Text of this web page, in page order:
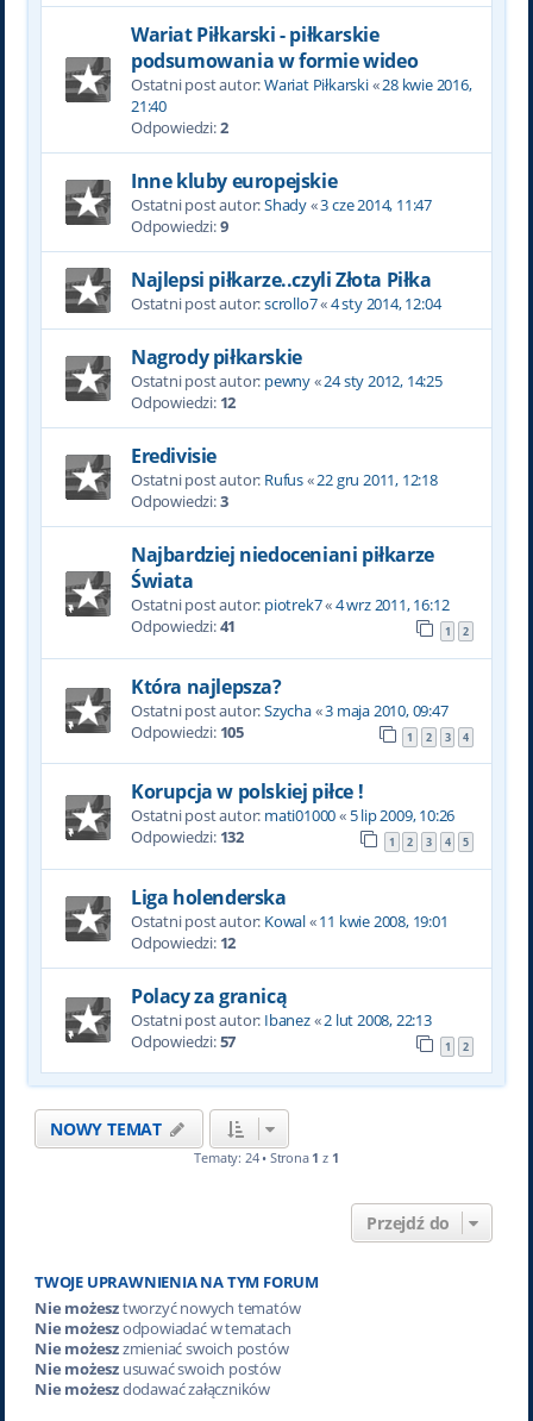
Wariat Piłkarski - piłkarskie
podsumowania w formie wideo
Ostatni post autor:Wariat Piłkarski«28 kwie 2016,
21:40
Odpowiedzi:2
Inne kluby europejskie
Ostatni post autor:Shady«3 cze 2014, 11:47
Odpowiedzi:9
Najlepsi piłkarze..czyli Złota Piłka
Ostatni post autor:scrollo7«4 sty 2014, 12:04
Nagrody piłkarskie
Ostatni post autor: pewny«24 sty 2012, 14:25
Odpowiedzi: 12
Eredivisie
Ostatni post autor: Rufus«22 gru 2011, 12:18
Odpowiedzi:3
Najbardziej niedoceniani piłkarze
Świata
Ostatni post autor: piotrek7«4 wrz 2011, 16:12
Odpowiedzi:41 1 2
Która najlepsza?
Ostatni post autor:Szycha«3 maja 2010, 09:47
Odpowiedzi: 105 1 2 3 4
Korupcja w polskiej piłce !
Ostatni post autor: mati01000« 5 lip 2009, 10:26
Odpowiedzi: 132 1 2 3 4 5
Liga holenderska
Ostatni post autor: Kowal«11 kwie 2008, 19:01
Odpowiedzi: 12
Polacy za granicą
Ostatni post autor: Ibanez«2 lut 2008, 22:13
Odpowiedzi:57 1 2
NOWY TEMAT
Tematy: 24 • Strona 1 z 1
Przejdź do
TWOJE UPRAWNIENIA NA TYM FORUM
Nie możesztworzyć nowych tematów
Nie możeszodpowiadać w tematach
Nie możeszzmieniać swoich postów
Nie możeszusuwać swoich postów
Nie możeszdodawać załączników